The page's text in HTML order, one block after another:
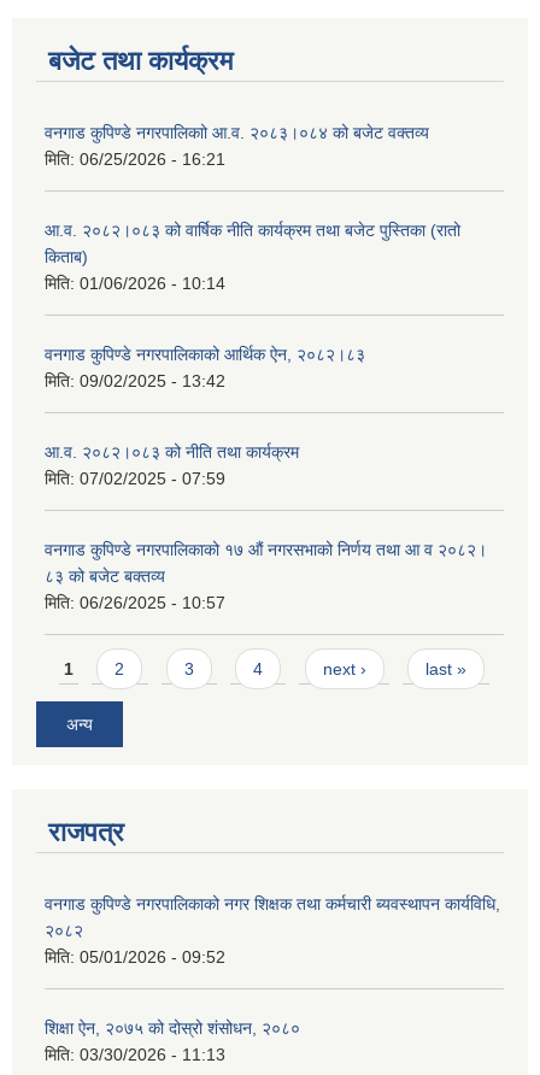
बजेट तथा कार्यक्रम
वनगाड कुपिण्डे नगरपालिकाो आ.व. २०८३।०८४ को बजेट वक्तव्य
मिति: 06/25/2026 - 16:21
आ.व. २०८२।०८३ को वार्षिक नीति कार्यक्रम तथा बजेट पुस्तिका (रातो
किताब)
मिति: 01/06/2026 - 10:14
वनगाड कुपिण्डे नगरपालिकाको आर्थिक ऐन, २०८२।८३
मिति: 09/02/2025 - 13:42
आ.व. २०८२।०८३ को नीति तथा कार्यक्रम
मिति: 07/02/2025 - 07:59
वनगाड कुपिण्डे नगरपालिकाको १७ ‍औं नगरसभाको निर्णय तथा आ व २०८२।
८३ को बजेट बक्तव्य
मिति: 06/26/2025 - 10:57
Pages
1 2 3 4 next › last »
अन्य
राजपत्र
वनगाड कुपिण्डे नगरपालिकाको नगर शिक्षक तथा कर्मचारी ब्यवस्थापन कार्यविधि,
२०८२
मिति: 05/01/2026 - 09:52
शिक्षा ऐन, २०७५ को दोस्रो शंसोधन, २०८०
मिति: 03/30/2026 - 11:13